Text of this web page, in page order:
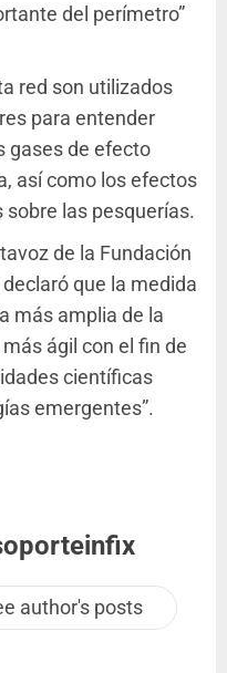
del perímetro”
red son utilizados
para entender
gases de efecto
así como los efectos
las pesquerías.
de la Fundación
que la medida
más amplia de la
ágil con el fin de
científicas
emergentes”.
author's posts